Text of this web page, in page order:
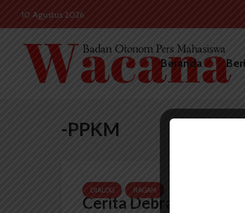
10 Agustus 2026
Beranda
-PPKM
DIALOG RAGAM
Cerita Debra Alami